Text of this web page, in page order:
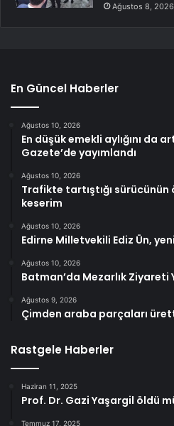
Ağustos 8, 2026
En Güncel Haberler
Ağustos 10, 2026
En düşük emekli aylığını da
Gazete’de yayımlandı
Ağustos 10, 2026
Trafikte tartıştığı sürücünün
keserim
Ağustos 10, 2026
Edirne Milletvekili Ediz Ün,
Ağustos 10, 2026
Batman’da Mezarlık Ziyareti
Ağustos 9, 2026
Çimden araba parçaları
Rastgele Haberler
Haziran 11, 2025
Prof. Dr. Gazi Yaşargil öldü
Temmuz 17, 2025